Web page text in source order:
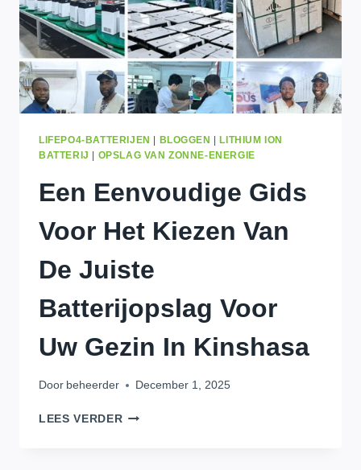
LIFEPO4-BATTERIJEN | BLOGGEN |LITHIUM ION
BATTERIJ | OPSLAG VAN ZONNE-ENERGIE
Een Eenvoudige Gids
Voor Het Kiezen Van
De Juiste
Batterijopslag Voor
Uw Gezin In Kinshasa
Door beheerder December 1, 2025
LEES VERDEREEN